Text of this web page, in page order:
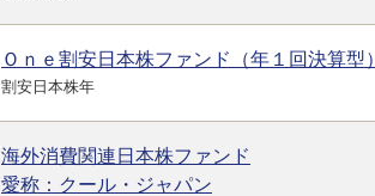
Ｏｎｅ割安日本株ファンド（年１回決算型）
割安日本株年
海外消費関連日本株ファンド
愛称：クール・ジャパン